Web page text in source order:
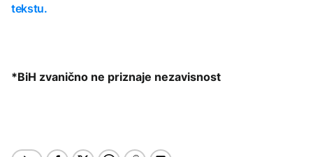
tekstu.
*BiH zvanično ne priznaje nezavisnost